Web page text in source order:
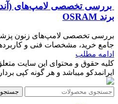
بررسی تخصصی لامپ‌های
برند OSRAM
جامع خرید، مشخصات فنی و
ادامه مطلب
کلیه حقوق و محتوای این سایت
ایرانمدکو میباشد و هر گونه کپی
جستجو